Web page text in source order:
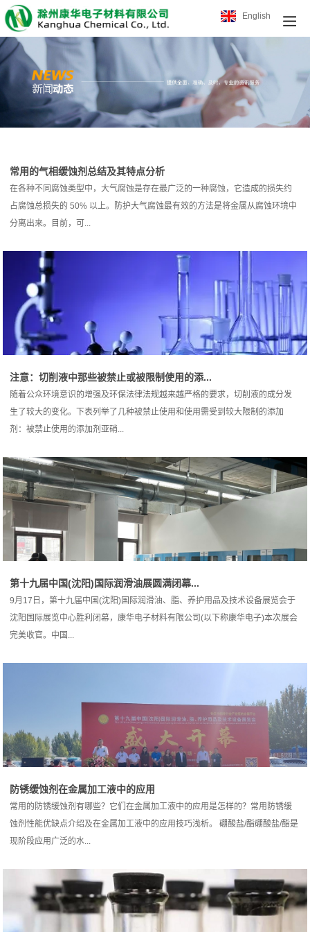
English
常用的气相缓蚀剂总结及其特点分析
在各种不同腐蚀类型中，大气腐蚀是存在最广泛的一种腐蚀，它造成的损失约
占腐蚀总损失的 50% 以上。防护大气腐蚀最有效的方法是将金属从腐蚀环境中
分离出来。目前，可...
注意：切削液中那些被禁止或被限制使用的添...
随着公众环境意识的增强及环保法律法规越来越严格的要求，切削液的成分发
生了较大的变化。下表列举了几种被禁止使用和使用需受到较大限制的添加
剂：被禁止使用的添加剂亚硝...
第十九届中国(沈阳)国际润滑油展圆满闭幕...
9月17日，第十九届中国(沈阳)国际润滑油、脂、养护用品及技术设备展览会于
沈阳国际展览中心胜利闭幕，康华电子材料有限公司(以下称康华电子)本次展会
完美收官。中国...
防锈缓蚀剂在金属加工液中的应用
常用的防锈缓蚀剂有哪些？它们在金属加工液中的应用是怎样的？常用防锈缓
蚀剂性能优缺点介绍及在金属加工液中的应用技巧浅析。 硼酸盐/酯硼酸盐/酯是
现阶段应用广泛的水...